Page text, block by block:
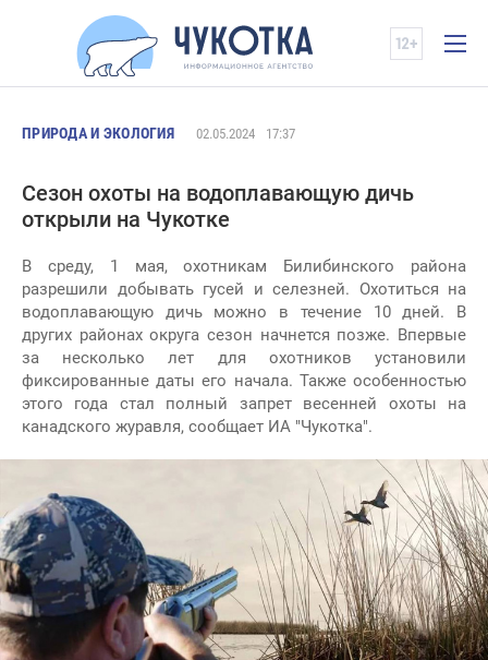
ПРИРОДА И ЭКОЛОГИЯ 02.05.2024 17:37
Сезон охоты на водоплавающую дичь
открыли на Чукотке
В среду, 1 мая, охотникам Билибинского района
разрешили добывать гусей и селезней. Охотиться на
водоплавающую дичь можно в течение 10 дней. В
других районах округа сезон начнется позже. Впервые
за несколько лет для охотников установили
фиксированные даты его начала. Также особенностью
этого года стал полный запрет весенней охоты на
канадского журавля, сообщает ИА "Чукотка".